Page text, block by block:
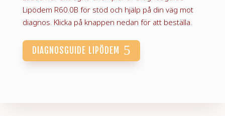
Lipödem R60.0B för stöd och hjälp på din väg mot
diagnos. Klicka på knappen nedan för att beställa.
DIAGNOSGUIDE LIPÖDEM